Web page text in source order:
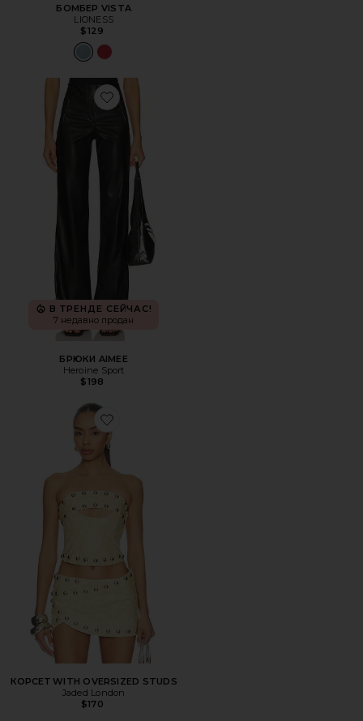
БОМБЕР VISTA
LIONESS
$129
Favorite БРЮКИ AIMEE
В ТРЕНДЕ СЕЙЧАС!
7 недавно продан
БРЮКИ AIMEE
Heroine Sport
$198
Favorite КОРСЕТ WITH OVERSIZED STUDS
КОРСЕТ WITH OVERSIZED STUDS
Jaded London
$170